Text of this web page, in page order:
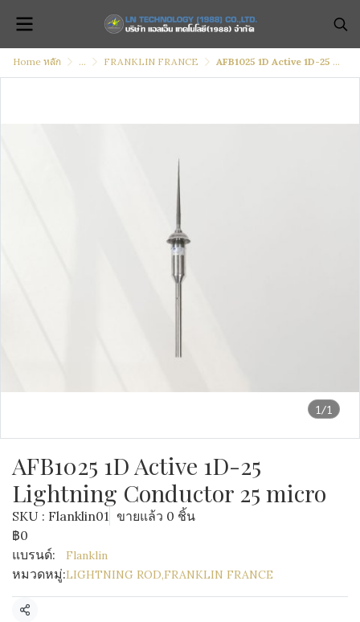
Home หลัก ... FRANKLIN FRANCE AFB1025 1D Active 1D-25 Lightning Conductor 25 micro
1/1
AFB1025 1D Active 1D-25
Lightning Conductor 25 micro
SKU : Flanklin01 ขายแล้ว 0 ชิ้น
฿0
แบรนด์:
Flanklin
หมวดหมู่:LIGHTNING ROD,FRANKLIN FRANCE
แชร์